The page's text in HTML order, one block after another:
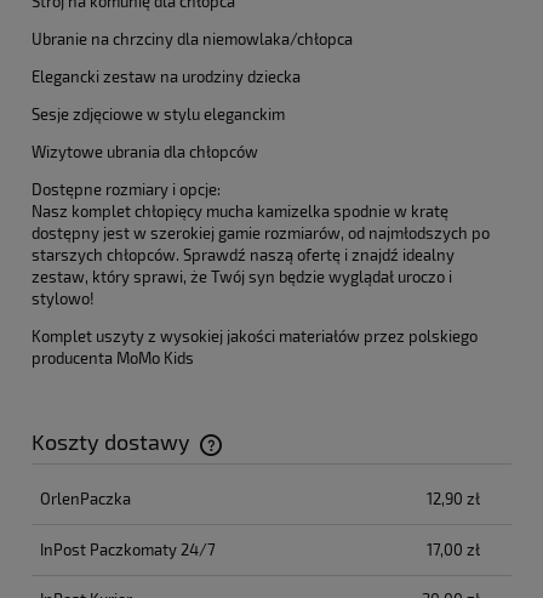
Ubranie na chrzciny dla niemowlaka/chłopca
Elegancki zestaw na urodziny dziecka
Sesje zdjęciowe w stylu eleganckim
Wizytowe ubrania dla chłopców
Dostępne rozmiary i opcje:
Nasz komplet chłopięcy mucha kamizelka spodnie w kratę
dostępny jest w szerokiej gamie rozmiarów, od najmłodszych po
starszych chłopców. Sprawdź naszą ofertę i znajdź idealny
zestaw, który sprawi, że Twój syn będzie wyglądał uroczo i
stylowo!
Komplet uszyty z wysokiej jakości materiałów przez polskiego
producenta MoMo Kids
Koszty dostawy
Cena nie zawiera ewentualnych kosztów płatności
OrlenPaczka 12,90 zł
InPost Paczkomaty 24/7 17,00 zł